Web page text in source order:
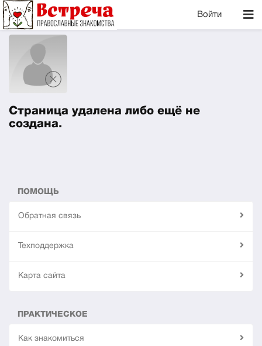
Войти
Страница удалена либо ещё не
создана.
ПОМОЩЬ
Обратная связь
Техподдержка
Карта сайта
ПРАКТИЧЕСКОЕ
Как знакомиться